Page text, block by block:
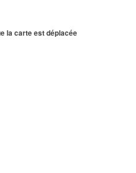
la carte est déplacée